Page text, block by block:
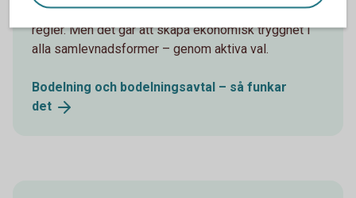
tillgångar vid en bodelning. För sambos gäller andra
regler. Men det går att skapa ekonomisk trygghet i
alla samlevnadsformer – genom aktiva val.
Bodelning och bodelningsavtal – så funkar
det